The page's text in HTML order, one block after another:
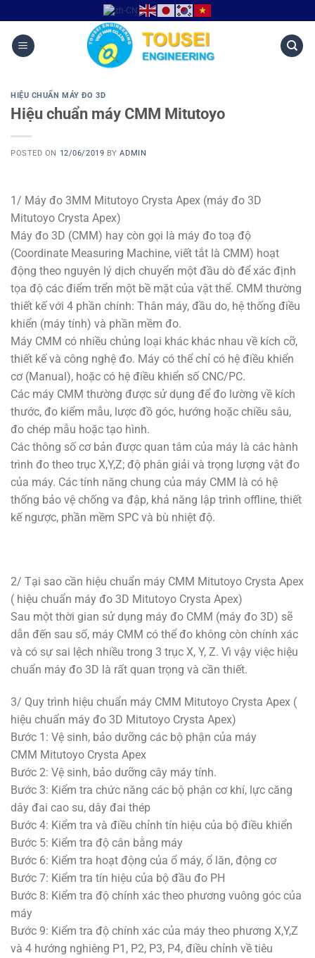
HIỆU CHUẨN MÁY ĐO 3D
Hiệu chuẩn máy CMM Mitutoyo
POSTED ON 12/06/2019 BYADMIN
1/ Máy đo 3MM Mitutoyo Crysta Apex (máy đo 3D
Mitutoyo Crysta Apex)
Máy đo 3D (CMM) hay còn gọi là máy đo toạ độ
(Coordinate Measuring Machine, viết tắt là CMM) hoạt
động theo nguyên lý dịch chuyển một đầu dò để xác định
tọa độ các điểm trển một bề mặt của vật thể. CMM thường
thiết kế với 4 phần chính: Thân máy, đầu do, hệ thống điều
khiển (máy tính) và phần mềm đo.
Máy CMM có nhiều chủng loại khác khác nhau về kích cỡ,
thiết kế và công nghệ đo. Máy có thể chỉ có hệ điều khiển
cơ (Manual), hoặc có hệ điều khiển số CNC/PC.
Các máy CMM thường được sử dụng để đo lường về kích
thước, đo kiểm mẫu, lược đồ góc, hướng hoặc chiều sâu,
đo chép mẫu hoặc tạo hình.
Các thông số cơ bản được quan tâm của máy là các hành
trình đo theo trục X,Y,Z; độ phân giải và trọng lượng vật đo
của máy. Các tính năng chung của máy CMM là có hệ
thống bảo vệ chống va đập, khả năng lập trình offline, thiết
kế ngược, phần mềm SPC và bù nhiệt độ.
2/ Tại sao cần hiệu chuẩn máy CMM Mitutoyo Crysta Apex
( hiệu chuẩn máy đo 3D Mitutoyo Crysta Apex)
Sau một thời gian sử dụng máy đo CMM (máy đo 3D) sẽ
dẫn đến sau số, máy CMM có thể đo không còn chính xác
và có sự sai lệch nhiều trong 3 trục X, Y, Z. Vì vậy việc hiệu
chuẩn máy đo 3D là rất quan trọng và cần thiết.
3/ Quy trình hiệu chuẩn máy CMM Mitutoyo Crysta Apex (
hiệu chuẩn máy đo 3D Mitutoyo Crysta Apex)
Bước 1: Vệ sinh, bảo dưỡng các bộ phận của máy
CMM Mitutoyo Crysta Apex
Bước 2: Vệ sinh, bảo dưỡng cây máy tính.
Bước 3: Kiểm tra chức năng các bộ phận cơ khí, lực căng
dây đai cao su, dây đai thép
Bước 4: Kiểm tra và điều chỉnh tín hiệu của bộ điều khiển
Bước 5: Kiểm tra độ cân bằng máy
Bước 6: Kiểm tra hoạt động của ổ máy, ổ lăn, động cơ
Bước 7: Kiểm tra tín hiệu của bộ đầu đo PH
Bước 8: Kiểm tra độ chính xác theo phương vuông góc của
máy
Bước 9: Kiểm tra độ chính xác của máy theo phương X,Y,Z
và 4 hướng nghiêng P1, P2, P3, P4, điều chỉnh về tiêu